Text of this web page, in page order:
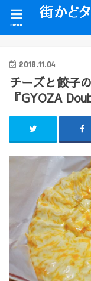
menu
2018.11.04
チーズと餃子
『GYOZA